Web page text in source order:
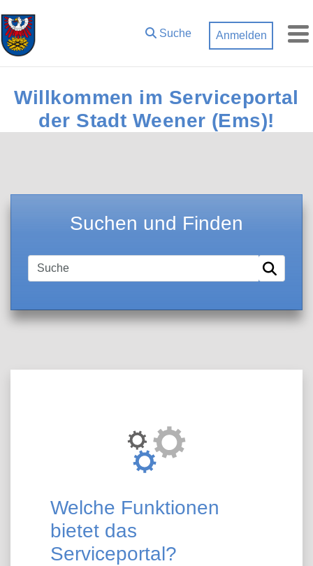
Zum Hauptinhalt springen
Suche Anmelden
Willkommen im Serviceportal
der Stadt Weener (Ems)!
Welche Funktionen
bietet das
Serviceportal?